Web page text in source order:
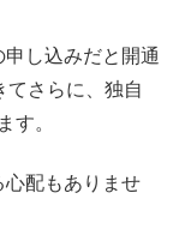
し込みだと開通
てさらに、独自
す。
心配もありませ